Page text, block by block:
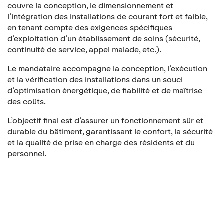
couvre la conception, le dimensionnement et
l’intégration des installations de courant fort et faible,
en tenant compte des exigences spécifiques
d’exploitation d’un établissement de soins (sécurité,
continuité de service, appel malade, etc.).
Le mandataire accompagne la conception, l’exécution
et la vérification des installations dans un souci
d’optimisation énergétique, de fiabilité et de maîtrise
des coûts.
L’objectif final est d’assurer un fonctionnement sûr et
durable du bâtiment, garantissant le confort, la sécurité
et la qualité de prise en charge des résidents et du
personnel.